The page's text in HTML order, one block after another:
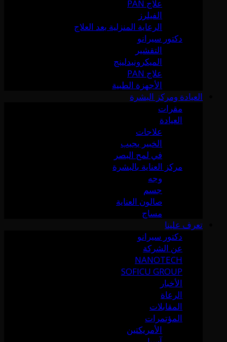
علاج PAN
الفيلرز
الرعاية المنزلية بعد العلاج
دكتور سيرانو
التقشير
الميكرونيدلينج
علاج PAN
الأجهزة الطبية
العيادة ومركز البشرة
مقرات
العيادة
علاجات
الخبير يجيب
في لمح البصر
مركز العناية بالبشرة
وجه
جسم
صالون العناية
مساج
تعرف علينا
دكتور سيرانو
عن الشركة
NANOTECH
SOFICU GROUP
الأخبار
الرعاة
المقابلات
المؤتمرات
الأمريكتين